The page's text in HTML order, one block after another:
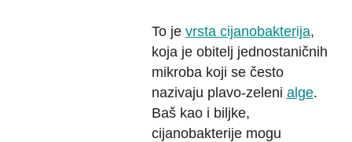
To je vrsta cijanobakterija,
koja je obitelj jednostaničnih
mikroba koji se često
nazivaju plavo-zeleni alge.
Baš kao i biljke,
cijanobakterije mogu